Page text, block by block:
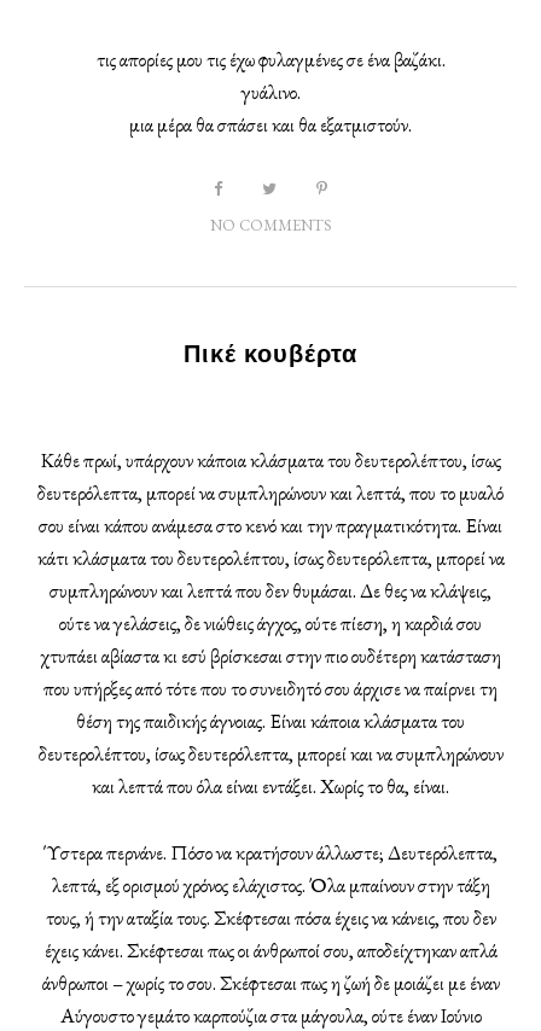
τις απορίες μου τις έχω φυλαγμένες σε ένα βαζάκι.
γυάλινο.
μια μέρα θα σπάσει και θα εξατμιστούν.
NO COMMENTS
Πικέ κουβέρτα
Κάθε πρωί, υπάρχουν κάποια κλάσματα του δευτερολέπτου, ίσως
δευτερόλεπτα, μπορεί να συμπληρώνουν και λεπτά, που το μυαλό
σου είναι κάπου ανάμεσα στο κενό και την πραγματικότητα. Είναι
κάτι κλάσματα του δευτερολέπτου, ίσως δευτερόλεπτα, μπορεί να
συμπληρώνουν και λεπτά που δεν θυμάσαι. Δε θες να κλάψεις,
ούτε να γελάσεις, δε νιώθεις άγχος, ούτε πίεση, η καρδιά σου
χτυπάει αβίαστα κι εσύ βρίσκεσαι στην πιο ουδέτερη κατάσταση
που υπήρξες από τότε που το συνειδητό σου άρχισε να παίρνει τη
θέση της παιδικής άγνοιας. Είναι κάποια κλάσματα του
δευτερολέπτου, ίσως δευτερόλεπτα, μπορεί και να συμπληρώνουν
και λεπτά που όλα είναι εντάξει. Χωρίς το θα, είναι.
Ύστερα περνάνε. Πόσο να κρατήσουν άλλωστε; Δευτερόλεπτα,
λεπτά, εξ ορισμού χρόνος ελάχιστος. Όλα μπαίνουν στην τάξη
τους, ή την αταξία τους. Σκέφτεσαι πόσα έχεις να κάνεις, που δεν
έχεις κάνει. Σκέφτεσαι πως οι άνθρωποί σου, αποδείχτηκαν απλά
άνθρωποι – χωρίς το σου. Σκέφτεσαι πως η ζωή δε μοιάζει με έναν
Αύγουστο γεμάτο καρπούζια στα μάγουλα, ούτε έναν Ιούνιο